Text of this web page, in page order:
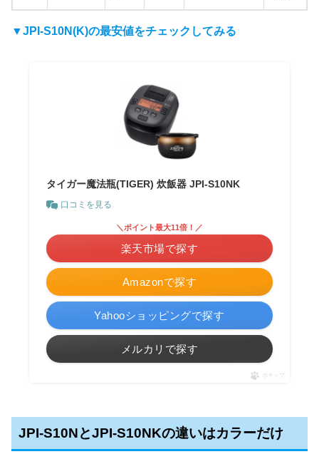
▼JPI-S10N(K)の最安値をチェックしてみる
タイガー魔法瓶(TIGER) 炊飯器 JPI-S10NK
口コミを見る
Amazonで探す
＼ポイント最大11倍！／
楽天市場で探す
Yahooショッピングで探す
メルカリで探す
ポチップ
JPI-S10NとJPI-S10NKの違いはカラーだけ